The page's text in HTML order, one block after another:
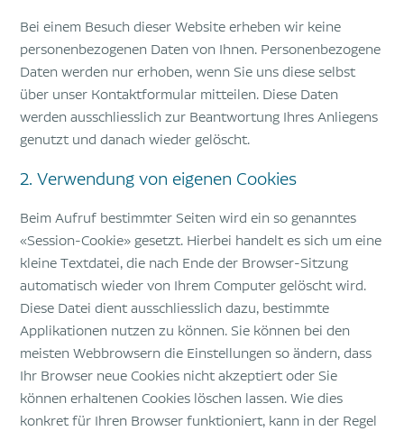
Bei einem Besuch dieser Website erheben wir keine
personenbezogenen Daten von Ihnen. Personenbezogene
Daten werden nur erhoben, wenn Sie uns diese selbst
über unser Kontaktformular mitteilen. Diese Daten
werden ausschliesslich zur Beantwortung Ihres Anliegens
genutzt und danach wieder gelöscht.
2. Verwendung von eigenen Cookies
Beim Aufruf bestimmter Seiten wird ein so genanntes
«Session-Cookie» gesetzt. Hierbei handelt es sich um eine
kleine Textdatei, die nach Ende der Browser-Sitzung
automatisch wieder von Ihrem Computer gelöscht wird.
Diese Datei dient ausschliesslich dazu, bestimmte
Applikationen nutzen zu können. Sie können bei den
meisten Webbrowsern die Einstellungen so ändern, dass
Ihr Browser neue Cookies nicht akzeptiert oder Sie
können erhaltenen Cookies löschen lassen. Wie dies
konkret für Ihren Browser funktioniert, kann in der Regel